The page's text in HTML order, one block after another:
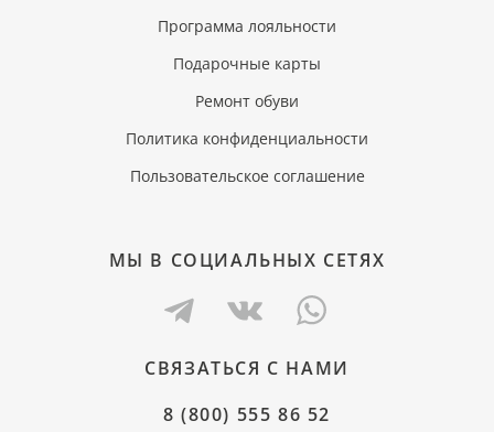
Программа лояльности
Подарочные карты
Ремонт обуви
Политика конфиденциальности
Пользовательское соглашение
МЫ В СОЦИАЛЬНЫХ СЕТЯХ
СВЯЗАТЬСЯ С НАМИ
8 (800) 555 86 52